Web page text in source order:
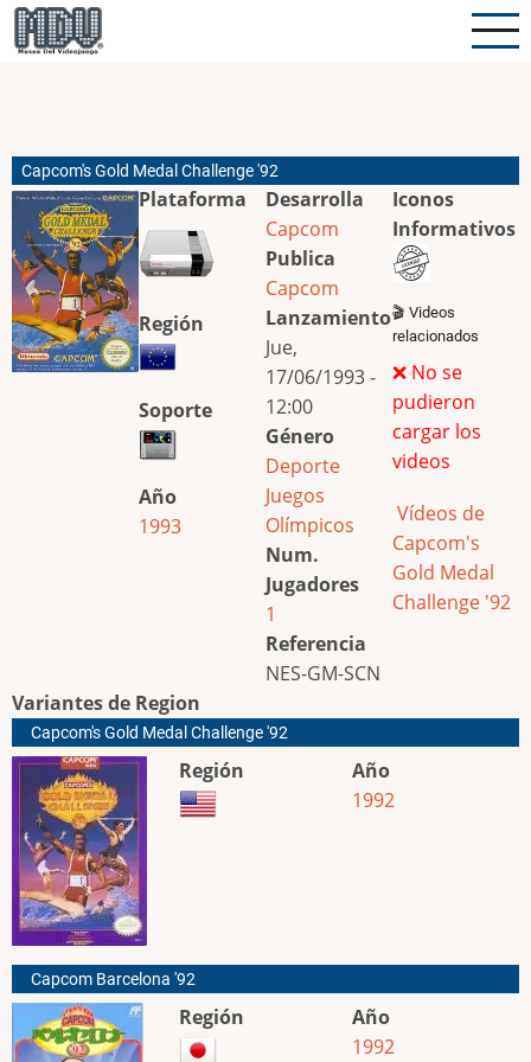
Pasar
al
Capcom's Gold Medal Challenge '92
Plataforma
Región
Soporte
Año
1993
Desarrolla
Capcom
Publica
Capcom
Lanzamiento
Jue,
17/06/1993 -
12:00
Género
Deporte
Juegos
Olímpicos
Num.
Jugadores
1
Referencia
NES-GM-SCN
Iconos
Informativos
🎬 Videos
relacionados
❌ No se
pudieron
cargar los
videos
Vídeos de
Capcom's
Gold Medal
Challenge '92
Variantes de Region
Capcom's Gold Medal Challenge '92
Región
Año
1992
Capcom Barcelona '92
Región
Año
1992